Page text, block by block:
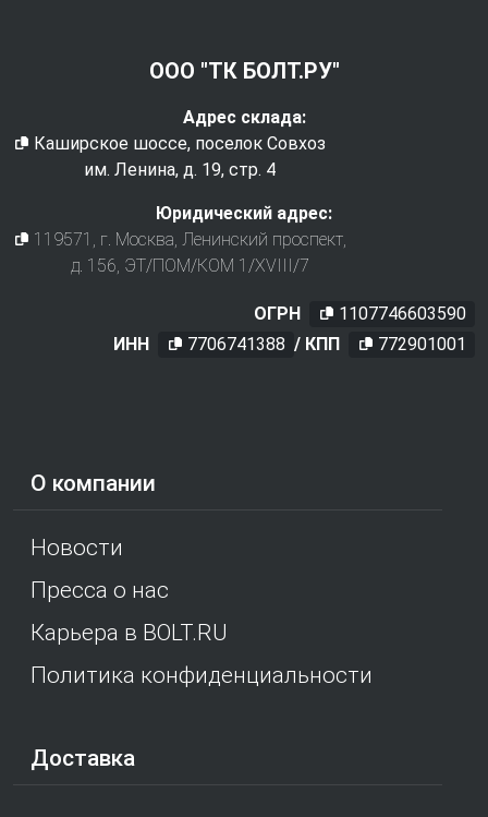
О компании
Новости
Пресса о нас
Карьера в BOLT.RU
Политика конфиденциальности
Доставка
ООО "ТК БОЛТ.РУ"
Адрес склада:
Каширское шоссе, поселок Совхоз
им. Ленина, д. 19, стр. 4
Юридический адрес:
119571
, г. Москва Ленинский проспект,
д. 156, ЭТ/ПОМ/КОМ 1/XVIII/7
ОГРН
1107746603590
ИНН
7706741388 / КПП 772901001